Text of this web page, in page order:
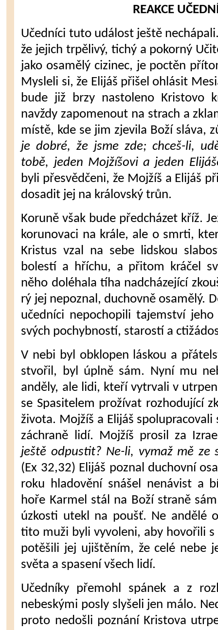
REAKCE
Učedníci tuto událost ještě
že jejich trpě­livý, tichý a pokorný
jako osamělý cizinec, je poctěn
Mysleli si, že Elijáš přišel ohlásit
bude již brzy nastoleno Kristovo
navždy zapomenout na strach a
místě, kde se jim zjevila Boží sláva,
je dobré, že jsme zde; chceš-li,
tobě, jeden Mojžíšovi a jeden
byli přesvědčeni, že Mojžíš a Elijáš
dosadit jej na královský trůn.
Koruně však bude předcházet kříž.
korunovaci na krále, ale o smrti,
Kristus vzal na sebe lidskou
bolestí a hříchu, a přitom kráčel
něho doléhala tíha nad­cházející
rý jej nepoznal, duchovně osamělý.
učedníci ne­pochopili tajemství
svých pochybností, starostí a
V nebi byl obklopen láskou a
stvořil, byl úplně sám. Nyní mu
anděly, ale lidi, kteří vytrvali v
se Spasitelem prožívat rozhodující
života. Mojžíš a Elijáš
záchraně lidí. Mojžíš prosil za
ještě od­pustit? Ne-li, vymaž mě ze
(Ex 32,32) Elijáš poznal duchovní
roku hladovění snášel nenávist a
hoře Karmel stál na Boží straně
úzkosti utekl na poušť. Ne andělé
tito muži byli vyvoleni, aby hovořili
potěšili jej ujištěním, že celé nebe
světa a spasení všech lidí.
Učedníky přemohl spánek a z
nebeskými posly slyšeli jen málo.
proto nedošli poznání Kristova